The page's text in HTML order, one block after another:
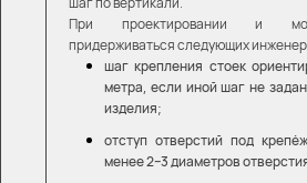
При проектировании и
придерживаться следующих
шаг крепления стоек
метра, если иной шаг не
изделия;
отступ отверстий под
менее 2–3 диаметров